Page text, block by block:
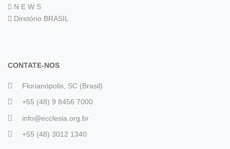
N E W S
Diretório BRASIL
CONTATE-NOS
Florianópolis, SC (Brasil)
+55 (48) 9 8456 7000
info@ecclesia.org.br
+55 (48) 3012 1340